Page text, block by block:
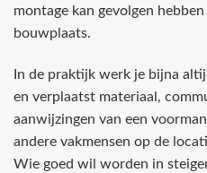
montage kan gevolgen
bouwplaats.
In de praktijk werk je bijna
en verplaatst materiaal,
aanwijzingen van een
andere vakmensen op de
Wie goed wil worden in